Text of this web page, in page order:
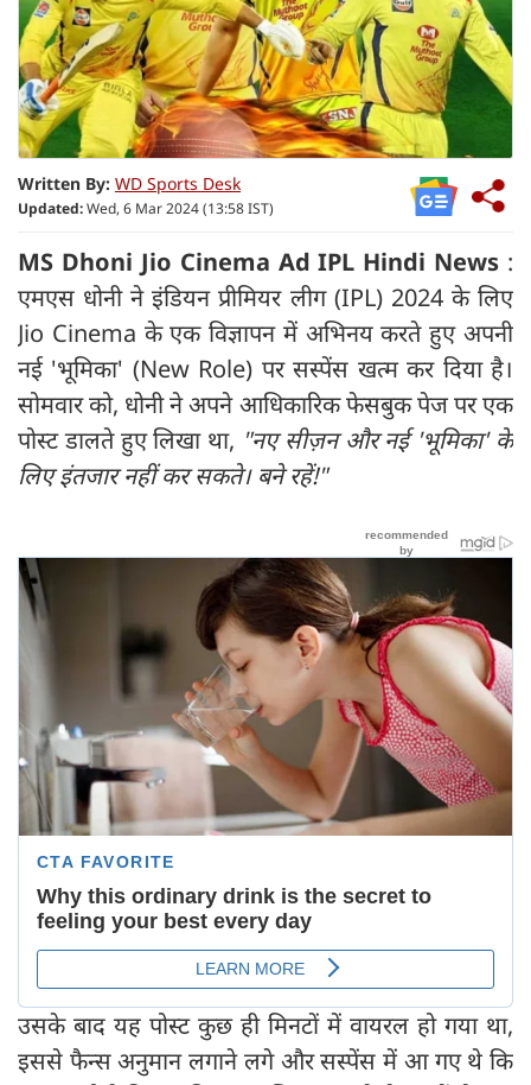
Written By: WD Sports Desk
Updated:Wed, 6 Mar 2024 (13:58 IST)
MS Dhoni Jio Cinema Ad IPL Hindi News :
एमएस धोनी ने इंडियन प्रीमियर लीग (IPL) 2024 के लिए
Jio Cinema के एक विज्ञापन में अभिनय करते हुए अपनी
नई 'भूमिका' (New Role) पर सस्पेंस खत्म कर दिया है।
सोमवार को, धोनी ने अपने आधिकारिक फेसबुक पेज पर एक
पोस्ट डालते हुए लिखा था, "नए सीज़न और नई 'भूमिका' के
लिए इंतजार नहीं कर सकते। बने रहें!"
उसके बाद यह पोस्ट कुछ ही मिनटों में वायरल हो गया था,
इससे फैन्स अनुमान लगाने लगे और सस्पेंस में आ गए थे कि